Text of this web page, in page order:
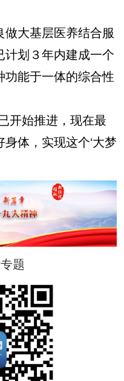
大基层医养结合服
划３年内建成一个
能于一体的综合性
始推进，现在最
体，实现这个‘大梦
题